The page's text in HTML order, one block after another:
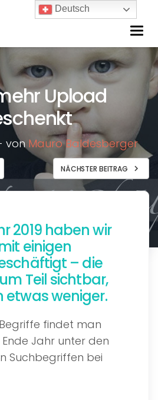
Upload
vonMauro Baldesberger
NÄCHSTER BEITRAG chevron_right
2019 haben wir
einigen
– die
Teil sichtbar,
etwas weniger.
findet man
Jahr unter den
Suchbegriffen bei
Deutsch